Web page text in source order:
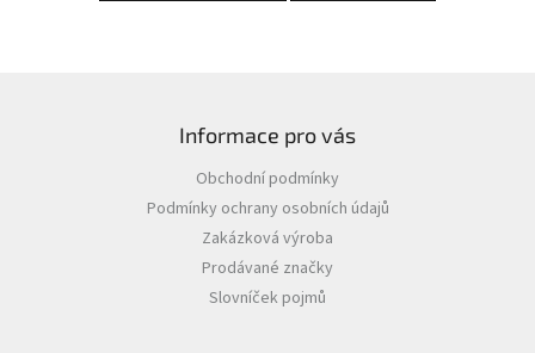
Informace pro vás
Obchodní podmínky
Podmínky ochrany osobních údajů
Zakázková výroba
Prodávané značky
Slovníček pojmů